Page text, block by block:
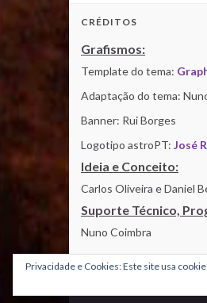
CRÉDITOS
Grafismos:
Template do tema:
Adaptação do tema:
Banner: Rui Borges
Logotipo astroPT: José
Ideia e Conceito:
Carlos Oliveira e Daniel
Suporte Técnico,
Nuno Coimbra
© 2026 AstroPT - Informação
Privacidade e Cookies: Este site usa